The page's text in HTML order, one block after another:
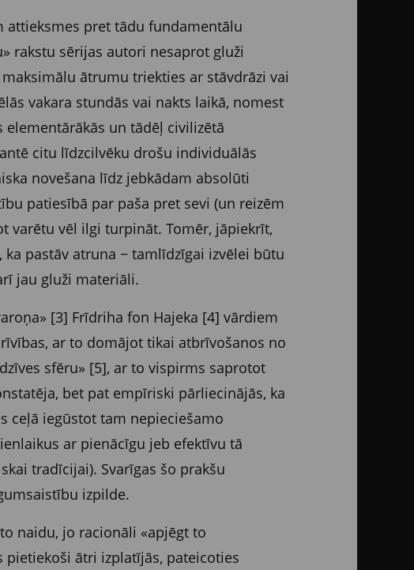
attieksmes pret tādu fundamentālu
rakstu sērijas autori nesaprot gluži
ātrumu triekties ar stāvdrāzi vai
vakara stundās vai nakts laikā, nomest
un tādēļ civilizētā
citu līdzcilvēku drošu individuālās
novešana līdz jebkādam absolūti
patiesībā par paša pret sevi (un reizēm
varētu vēl ilgi turpināt. Tomēr, jāpiekrīt,
pastāv atruna − tamlīdzīgai izvēlei būtu
jau gluži materiāli.
[3] Frīdriha fon Hajeka [4] vārdiem
ar to domājot tikai atbrīvošanos no
sfēru» [5], ar to vispirms saprotot
bet pat empīriski pārliecinājās, ka
ceļā iegūstot tam nepieciešamo
ar pienācīgu jeb efektīvu tā
tradīcijai). Svarīgas šo prakšu
izpilde.
naidu, jo racionāli «apjēgt to
ātri izplatījās, pateicoties